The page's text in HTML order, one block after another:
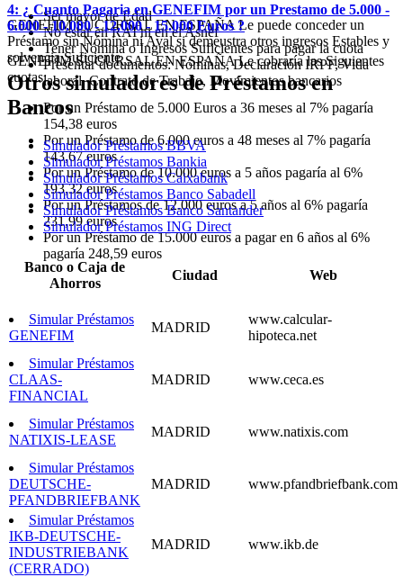
Ser mayor de Edad
No estar en RAI ni en el Asnef
Tener Nómina o Ingresos Suficientes para pagar la cuota
Presentar documentos: Nóminas, Declaración IRPF, Vida
laboral, Contrato de Trabajo, Movimientos bancarios
GENEFIM SUCURSAL EN ESPAÑA Le puede conceder un
Préstamo sin Nómina ni Aval si demeustra otros ingresos Estables y
solvencia Suficiente
4: ¿ Cuanto Pagaria en GENEFIM por un Prestamo de 5.000 -
6.000 - 10.000 - 12.000 - 15.000 Euros ?
GENEFIM SUCURSAL EN ESPAÑA Le cobraría las Siguientes
cuotas:
Por un Préstamo de 5.000 Euros a 36 meses al 7% pagaría
154,38 euros
Por un Préstamo de 6.000 euros a 48 meses al 7% pagaría
143,67 euros
Por un Préstamo de 10.000 euros a 5 años pagaría al 6%
193,32 euros
Por un Préstamos de 12.000 euros a 5 años al 6% pagaría
231,99 euros
Por un Préstamo de 15.000 euros a pagar en 6 años al 6%
pagaría 248,59 euros
Otros simuladores de Préstamos en
Bancos
Simulador Préstamos BBVA
Simulador Préstamos Bankia
Simulador Préstamos Caixabank
Simulador Préstamos Banco Sabadell
Simulador Préstamos Banco Santander
Simulador Préstamos ING Direct
Banco o Caja de
Ahorros
Ciudad Web
Simular Préstamos
GENEFIM
MADRID
www.calcular-
hipoteca.net
Simular Préstamos
CLAAS-
FINANCIAL
MADRID www.ceca.es
Simular Préstamos
NATIXIS-LEASE
MADRID www.natixis.com
Simular Préstamos
DEUTSCHE-
PFANDBRIEFBANK
MADRID www.pfandbriefbank.com
Simular Préstamos
IKB-DEUTSCHE-
INDUSTRIEBANK
(CERRADO)
MADRID www.ikb.de